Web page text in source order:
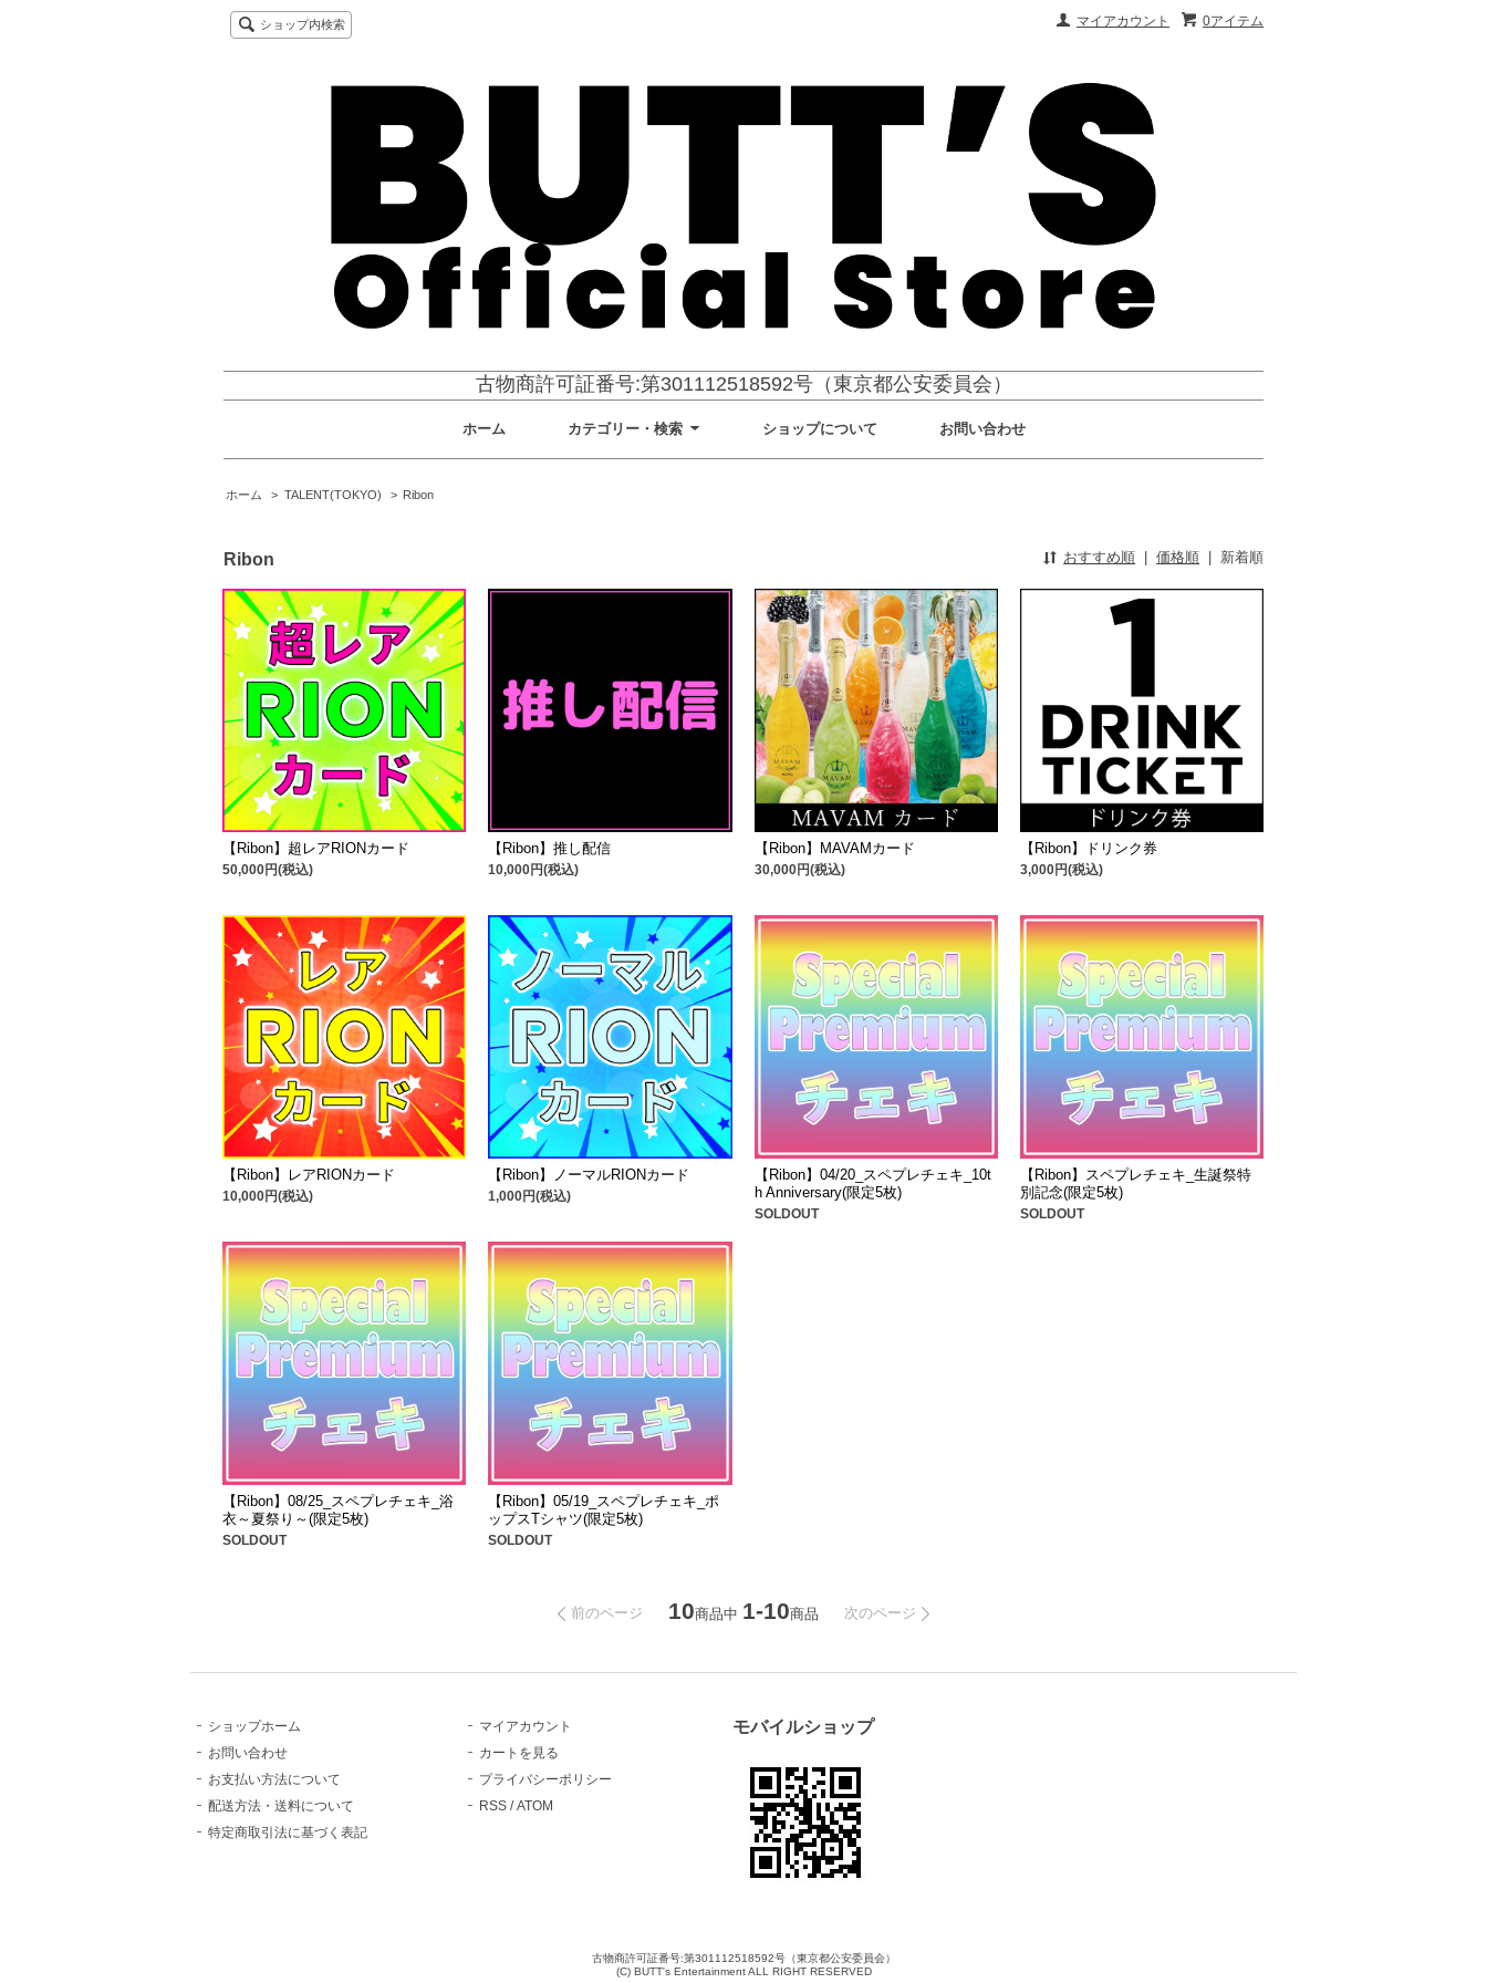
0アイテム
マイアカウント
ショップ内検索
古物商許可証番号:第301112518592号（東京都公安委員会）
ホーム カテゴリー・検索 ショップについて お問い合わせ
ホーム > TALENT(TOKYO) > Ribon
Ribon おすすめ順 価格順 新着順
【Ribon】超レアRIONカード
50,000円(税込)
【Ribon】推し配信
10,000円(税込)
【Ribon】MAVAMカード
30,000円(税込)
【Ribon】ドリンク券
3,000円(税込)
【Ribon】レアRIONカード
10,000円(税込)
【Ribon】ノーマルRIONカード
1,000円(税込)
【Ribon】04/20_スペプレチェキ_10t
h Anniversary(限定5枚)
SOLDOUT
【Ribon】スペプレチェキ_生誕祭特
別記念(限定5枚)
SOLDOUT
【Ribon】08/25_スペプレチェキ_浴
衣～夏祭り～(限定5枚)
SOLDOUT
【Ribon】05/19_スペプレチェキ_ポ
ップスTシャツ(限定5枚)
SOLDOUT
前のページ 10商品中 1-10商品 次のページ
ショップホーム
お問い合わせ
お支払い方法について
配送方法・送料について
特定商取引法に基づく表記
マイアカウント
カートを見る
プライバシーポリシー
RSS /ATOM
モバイルショップ
古物商許可証番号:第301112518592号（東京都公安委員会）
(C) BUTT's Entertainment ALL RIGHT RESERVED